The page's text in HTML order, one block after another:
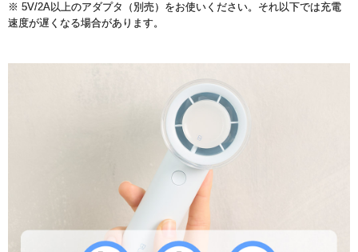
※ 5V/2A以上のアダプタ（別売）をお使いください。それ以下では充電
速度が遅くなる場合があります。